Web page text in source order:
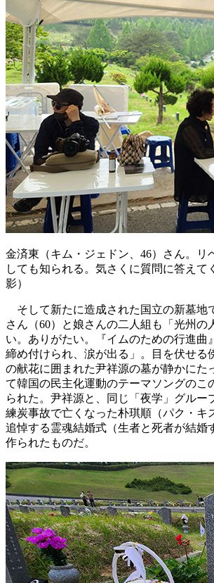
金済東（キム・ジェドン、46）さん。リ
しても知られる。気さくに質問に答えて
影）
そして新たに造成された国立の新墓地
さん（60）と娘さんの二人組も「光州の
い。ありがたい。『イムのための行進曲
締め付けられ、涙が出る」。目を伏せる
の献花に囲まれた尹祥源の墓が静かにた
て韓国の民主化運動のテーマソングのこ
られた。尹祥源と、同じ「夜学」グルー
練炭事故で亡くなった朴琪順（パク・キ
追悼する霊魂結婚式（生者と死者が結婚
作られたものだ。